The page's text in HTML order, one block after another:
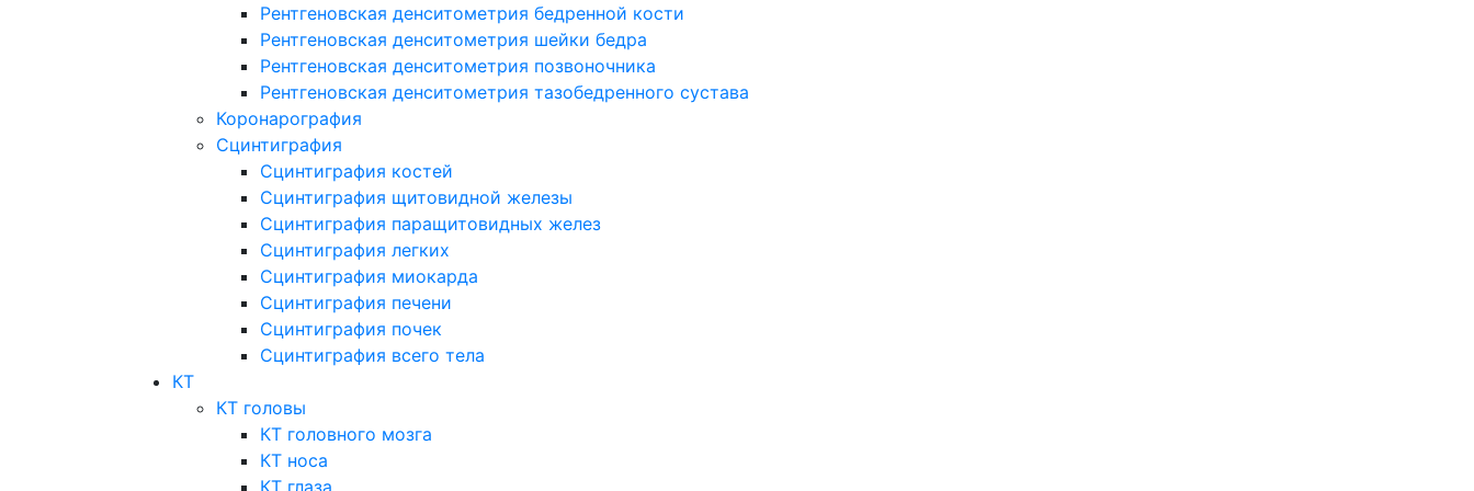
Рентгеновская денситометрия бедренной кости
Рентгеновская денситометрия шейки бедра
Рентгеновская денситометрия позвоночника
Рентгеновская денситометрия тазобедренного сустава
Коронарография
Сцинтиграфия
Сцинтиграфия костей
Сцинтиграфия щитовидной железы
Сцинтиграфия паращитовидных желез
Сцинтиграфия легких
Сцинтиграфия миокарда
Сцинтиграфия печени
Сцинтиграфия почек
Сцинтиграфия всего тела
КТ
КТ головы
КТ головного мозга
КТ носа
КТ глаза